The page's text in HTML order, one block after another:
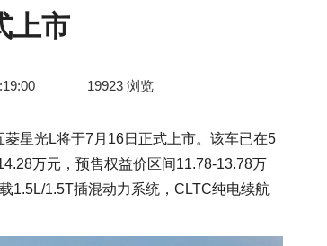
上市
19923 浏览
星光L将于7月16日正式上市。该车已在5
万元，预售权益价区间11.78-13.78万
1.5L/1.5T插混动力系统，CLTC纯电续航